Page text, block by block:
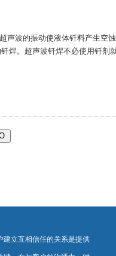
波的振动使液体钎料产生空蚀
。超声波钎焊不必使用钎
建立互相信任的关系是提供